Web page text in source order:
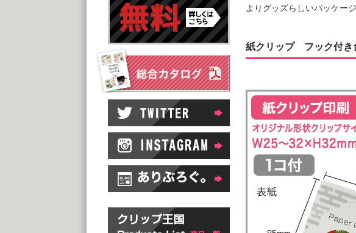
よりグッズらしいパッケー
紙クリップ フック付き